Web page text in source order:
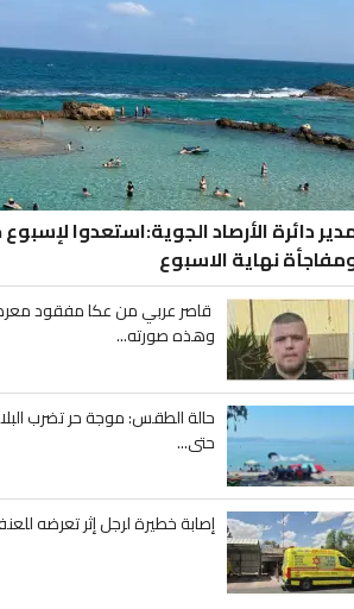
دائرة الأرصاد الجوية:استعدوا لإسبوع
نهاية الاسبوع
قاصر عربي من عكا مفقود
وهذه صورته...
حالة الطقس: موجة حر تضرب
حتى...
إصابة خطيرة لرجل إثر تعرضه